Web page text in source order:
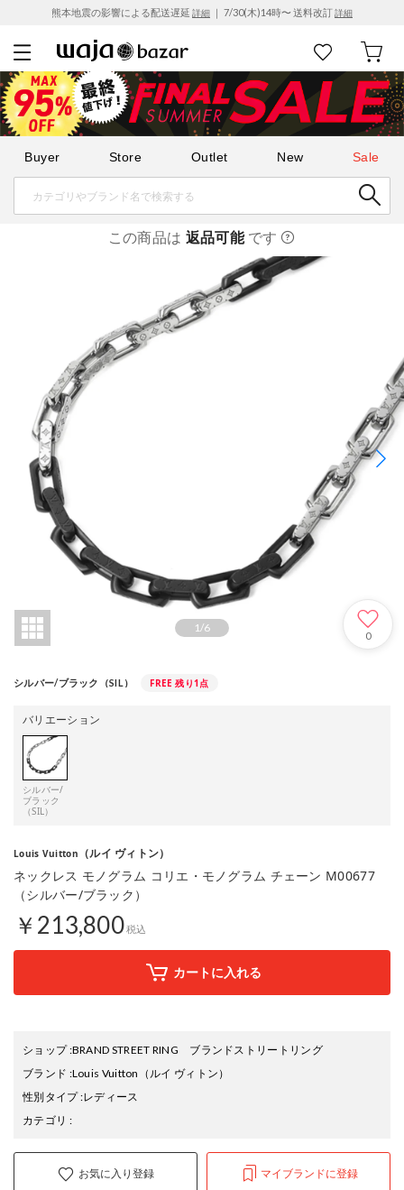
熊本地震の影響による配送遅延 詳細 ｜ 7/30(木)14時〜 送料改訂詳細
Buyer Store Outlet New Sale
この商品は 返品可能です
1 /6
0
シルバー/ブラック（SIL） FREE 残り1点
バリエーション
シルバー/
ブラック
（SIL）
Louis Vuitton （ルイ ヴィトン）
ネックレス モノグラム コリエ・モノグラム チェーン M00677
（シルバー/ブラック）
￥213,800税込
カートに入れる
ショップ:BRAND STREET RING ブランドストリートリング
ブランド :Louis Vuitton （ルイ ヴィトン）
性別タイプ:レディース
カテゴリ :
お気に入り登録 マイブランドに登録